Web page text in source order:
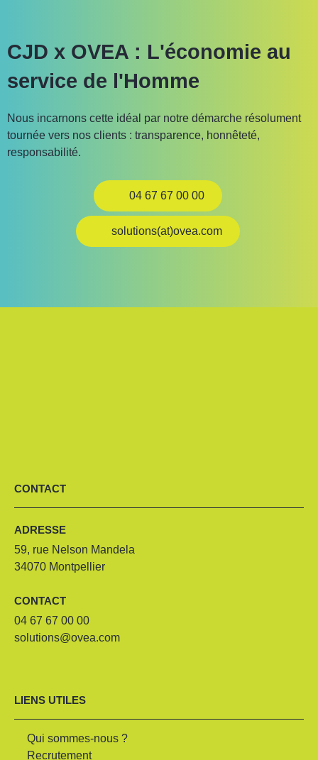
CJD x OVEA : L'économie au
service de l'Homme
Nous incarnons cette idéal par notre démarche résolument
tournée vers nos clients : transparence, honnêteté,
responsabilité.
04 67 67 00 00
solutions(at)ovea.com
CONTACT
ADRESSE
59, rue Nelson Mandela
34070 Montpellier
CONTACT
04 67 67 00 00
solutions@ovea.com
LIENS UTILES
Qui sommes-nous ?
Recrutement